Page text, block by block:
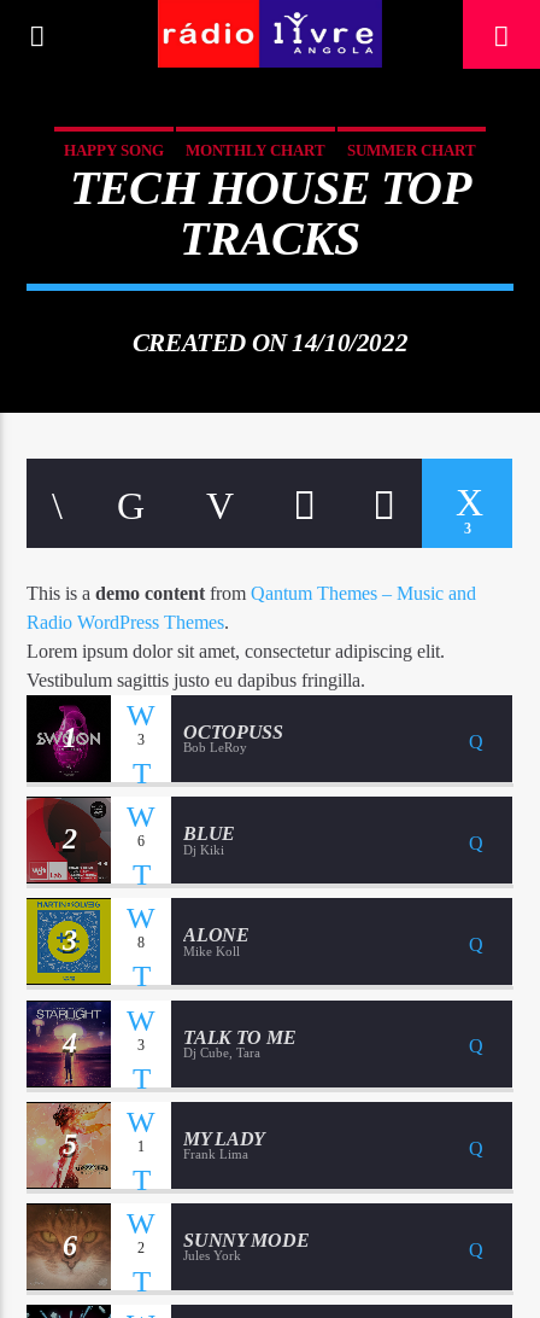
HAPPY SONG MONTHLY CHART SUMMER CHART
TECH HOUSE
TECH HOUSE TOP
TRACKS
CREATED ON 14/10/2022
3
This is ademo content fromQantum Themes – Music and
Radio WordPress Themes.
Lorem ipsum dolor sit amet, consectetur adipiscing elit.
Vestibulum sagittis justo eu dapibus fringilla.
1 3 OCTOPUSS
Bob LeRoy
2 6 BLUE
Dj Kiki
3 8 ALONE
Mike Koll
4 3 TALK TO ME
Dj Cube, Tara
5 1 MY LADY
Frank Lima
6 2 SUNNY MODE
Jules York